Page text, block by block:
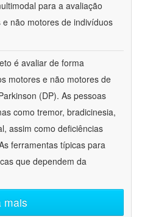
para a avaliação
não motores de indivíduos
é avaliar de forma
motores e não motores de
(DP). As pessoas
como tremor, bradicinesia,
assim como deficiências
ferramentas típicas para
que dependem da
mais